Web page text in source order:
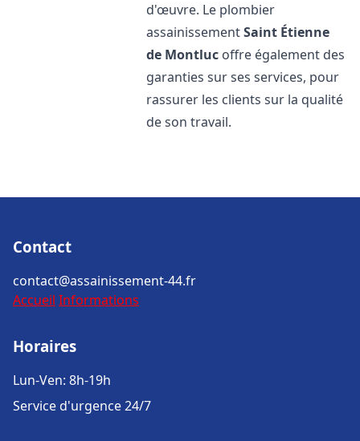
d'œuvre. Le plombier
assainissementSaint Étienne
de Montluc offre également des
garanties sur ses services, pour
rassurer les clients sur la qualité
de son travail.
Contact
contact@assainissement-44.fr
Accueil Informations
Horaires
Lun-Ven: 8h-19h
Service d'urgence 24/7